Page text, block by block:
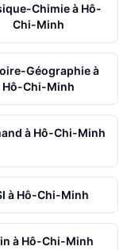
Chimieà Hô-
Chi-Minh
Géographieà
Hô-Chi-Minh
à Hô-Chi-Minh
à Hô-Chi-Minh
à Hô-Chi-Minh